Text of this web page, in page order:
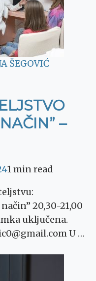
ŠEGOVIĆ
–
1 min read
20,30-21,00
uključena.
U …